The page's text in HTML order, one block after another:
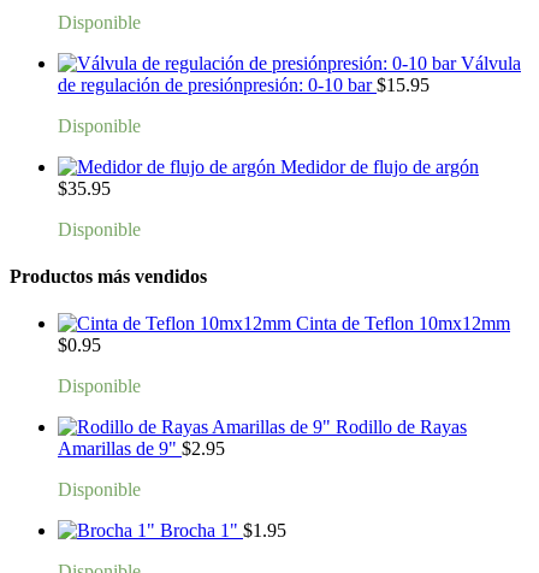
Disponible
Válvula
de regulación de presiónpresión: 0-10 bar $15.95
Disponible
Medidor de flujo de argón
$35.95
Disponible
Productos más vendidos
Cinta de Teflon 10mx12mm
$0.95
Disponible
Rodillo de Rayas
Amarillas de 9" $2.95
Disponible
Brocha 1" $1.95